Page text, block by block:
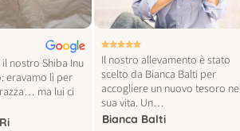
nostro Shiba Inu
eravamo lì per
ma lui ci
© foto vogue italia
Il nostro allevamento è stato
scelto da Bianca Balti per
accogliere un nuovo tesoro
sua vita. Un…
Bianca Balti